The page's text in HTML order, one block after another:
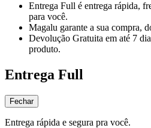
Entrega Full é entrega rápida,
para você.
Magalu garante a sua compra,
Devolução Gratuita em até 7
produto.
Entrega Full
Fechar
Entrega rápida e segura pra você.